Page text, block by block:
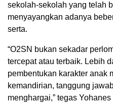
sekolah-sekolah yang telah
menyayangkan adanya
serta.
“O2SN bukan sekadar
tercepat atau terbaik. Lebih
pembentukan karakter anak
kemandirian, tanggung
menghargai,” tegas Yohanes